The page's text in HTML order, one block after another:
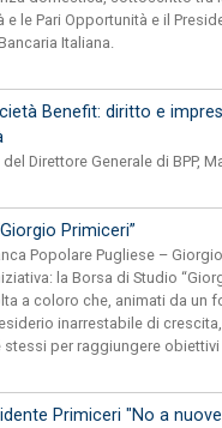
e le Pari Opportunità e il
Italiana.
Benefit: diritto e
Direttore Generale di BPP,
Primiceri”
Popolare Pugliese –
la Borsa di Studio
a coloro che, animati da un
inarrestabile di
stessi per raggiungere
Primiceri "No a